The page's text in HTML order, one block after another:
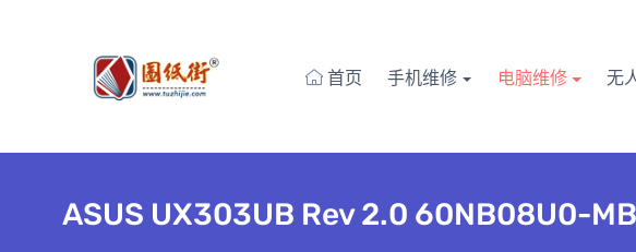
首页 手机维修 电脑维修 无
ASUS UX303UB Rev 2.0 60NB08U0-